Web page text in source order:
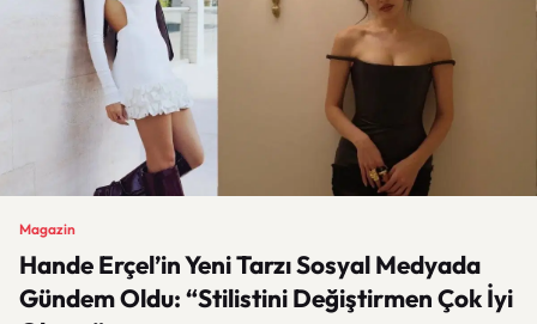
Magazin
Hande Erçel’in Yeni Tarzı Sosyal Medyada
Gündem Oldu: “Stilistini Değiştirmen Çok İyi